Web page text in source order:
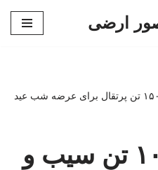
ارضی
ذخیره‌سازی ۱۰۰ تن سیب و ۱۵۰ تن پرتقال برای عرضه شب عید
ذخیره‌سازی ۱۰۰ تن سیب و